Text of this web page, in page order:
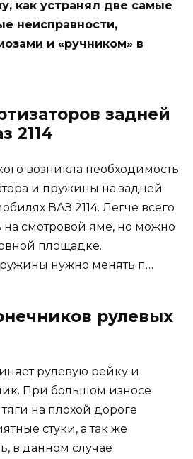
как устранял две самые
неисправности,
и «ручником» в
задней
2114
возникла необходимость
и пружины на задней
ВАЗ 2114. Легче всего
на смотровой яме, но можно
площадке.
нужно менять п…
рулевых
рулевую рейку и
При большом износе
на плохой дороге
стуки, а так же
в данном случае